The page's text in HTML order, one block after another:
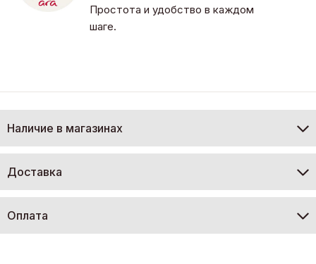
Простота и удобство в каждом
шаге.
Наличие в магазинах
Доставка
Оплата